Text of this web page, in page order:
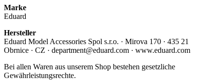
Marke
Eduard
Hersteller
Eduard Model Accessories Spol s.r.o. · Mirova 170 · 435 21
Obrnice · CZ · department@eduard.com · www.eduard.com
Bei allen Waren aus unserem Shop bestehen gesetzliche
Gewährleistungsrechte.